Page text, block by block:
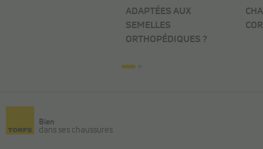
ADAPTÉES AUX
SEMELLES
ORTHOPÉDIQUES ?
Bien
dans ses chaussures